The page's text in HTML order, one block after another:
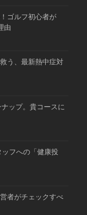
ゴルフ初心者が
由
う、最新熱中症対
ップ。貴コースに
フへの「健康投
者がチェックすべ